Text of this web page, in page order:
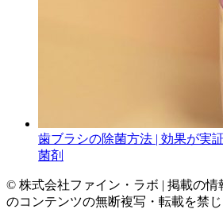
⻭ブラシの除菌方法 | 効果が実
菌剤
© 株式会社ファイン・ラボ | 掲載の情
のコンテンツの無断複写・転載を禁じ